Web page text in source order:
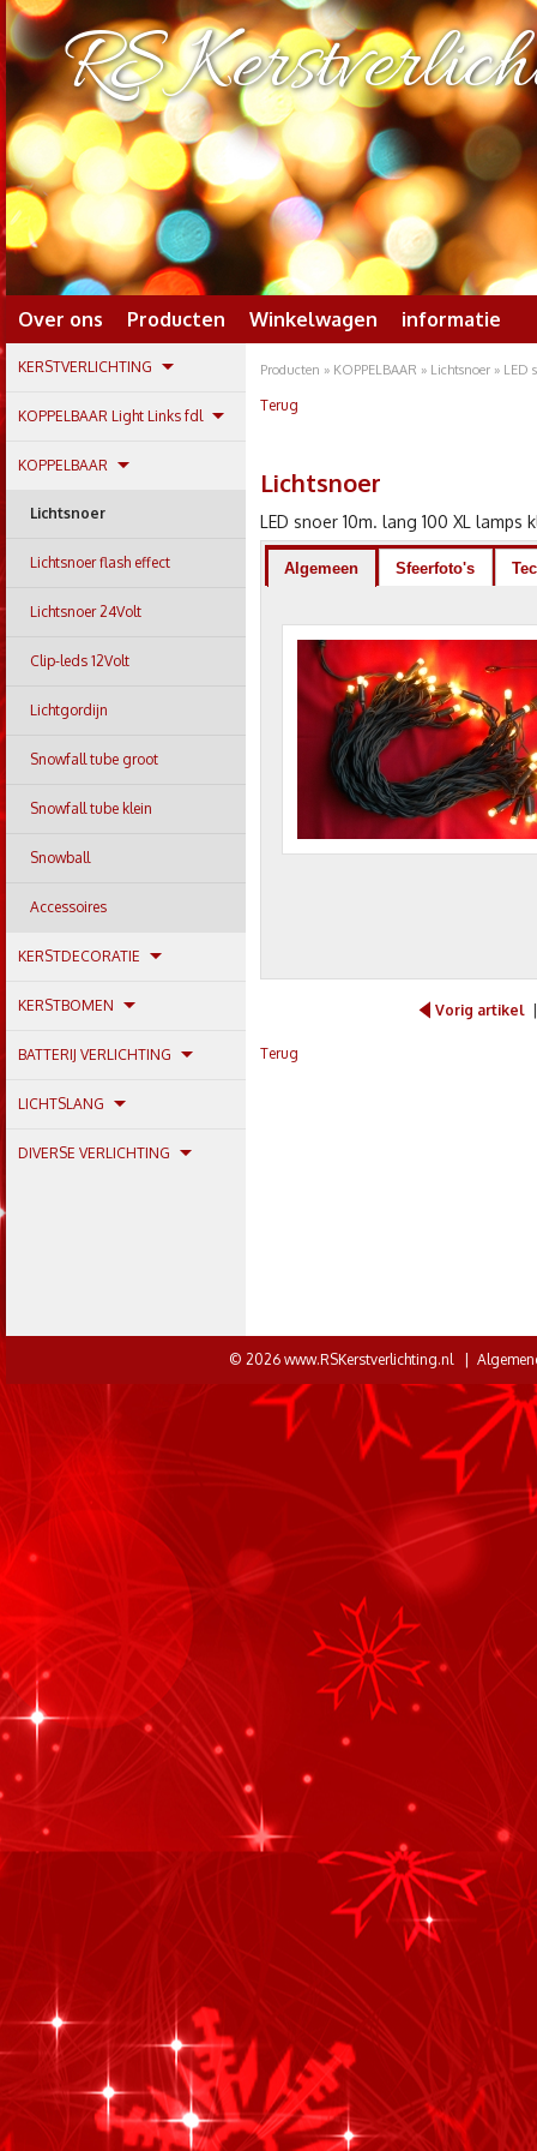
RS
Over ons Producten Winkelwagen informatie
KERSTVERLICHTING
KOPPELBAAR Light Links fdl
KOPPELBAAR
Lichtsnoer
Lichtsnoer flash effect
Lichtsnoer 24Volt
Clip-leds 12Volt
Lichtgordijn
Snowfall tube groot
Snowfall tube klein
Snowball
Accessoires
KERSTDECORATIE
KERSTBOMEN
BATTERIJ VERLICHTING
LICHTSLANG
DIVERSE VERLICHTING
Producten » KOPPELBAAR » Lichtsnoer » LED
Terug
Lichtsnoer
LED snoer 10m. lang 100 XL lamps
Algemeen Sfeerfoto's
Vorig artikel
Terug
© 2026 www.RSKerstverlichting.nl |